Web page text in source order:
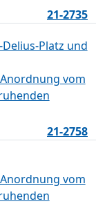
21-2735
Platz und
vom
21-2758
vom